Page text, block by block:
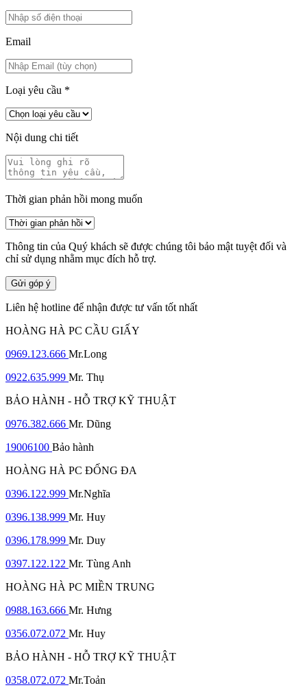
Email
Loại yêu cầu *
Nội dung chi tiết
Thời gian phản hồi mong muốn
Thông tin của Quý khách sẽ được chúng tôi bảo mật tuyệt đối và
chỉ sử dụng nhằm mục đích hỗ trợ.
Gửi góp ý
Liên hệ hotline để nhận được tư vấn tốt nhất
HOÀNG HÀ PC CẦU GIẤY
0969.123.666 Mr.Long
0922.635.999 Mr. Thụ
BẢO HÀNH - HỖ TRỢ KỸ THUẬT
0976.382.666 Mr. Dũng
19006100 Bảo hành
HOÀNG HÀ PC ĐỐNG ĐA
0396.122.999 Mr.Nghĩa
0396.138.999 Mr. Huy
0396.178.999 Mr. Duy
0397.122.122 Mr. Tùng Anh
HOÀNG HÀ PC MIỀN TRUNG
0988.163.666 Mr. Hưng
0356.072.072 Mr. Huy
BẢO HÀNH - HỖ TRỢ KỸ THUẬT
0358.072.072 Mr.Toản